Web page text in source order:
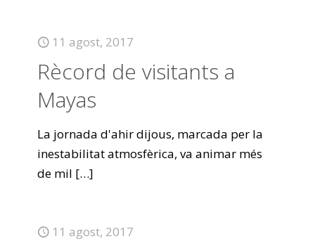
11 agost, 2017
Rècord de visitants a
Mayas
La jornada d'ahir dijous, marcada per la
inestabilitat atmosfèrica, va animar més
de mil […]
11 agost, 2017